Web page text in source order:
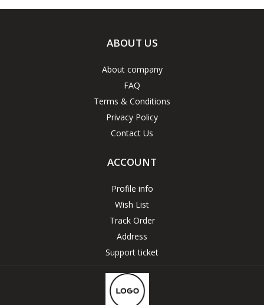
ABOUT US
About company
FAQ
Terms & Conditions
Privacy Policy
Contact Us
ACCOUNT
Profile info
Wish List
Track Order
Address
Support ticket